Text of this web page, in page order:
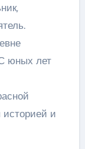
юных лет
историей и